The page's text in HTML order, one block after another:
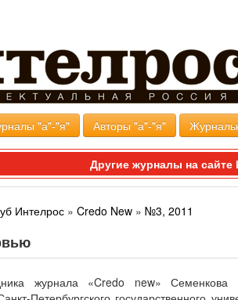
"а"-"я" Авторы "а"-"я"
Другие журналы на
Интелрос » Credo New » №3, 2011
журнала «Credo new»